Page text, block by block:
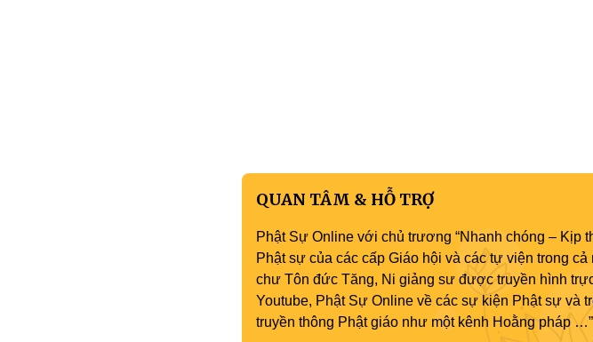
QUAN TÂM & HỖ TRỢ
Phật Sự Online với chủ trương “Nhanh chóng – Kịp
Phật sự của các cấp Giáo hội và các tự viện trong
chư Tôn đức Tăng, Ni giảng sư được truyền hình
Youtube, Phật Sự Online về các sự kiện Phật sự và
truyền thông Phật giáo như một kênh Hoằng pháp …”